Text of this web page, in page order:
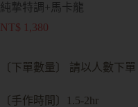
純摯特調+馬卡龍
NT$ 1,380
〔下單數量〕 請以人數下
〔手作時間〕1.5-2hr